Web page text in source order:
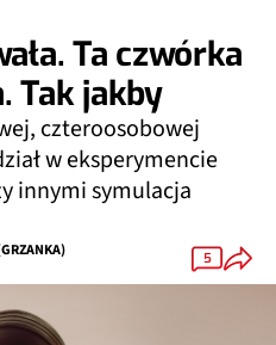
Ta czwórka
Tak jakby
czteroosobowej
w eksperymencie
innymi symulacja
5